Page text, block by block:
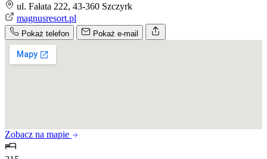
ul. Fałata 222, 43-360 Szczyrk
magnusresort.pl
Pokaż telefon Pokaż e-mail
Zobacz na mapie